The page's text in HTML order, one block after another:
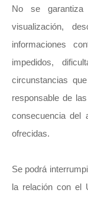
No se
visualización,
informaciones
impedidos,
circunstancias
responsable de
consecuencia del
ofrecidas.
Se podrá
la relación con el